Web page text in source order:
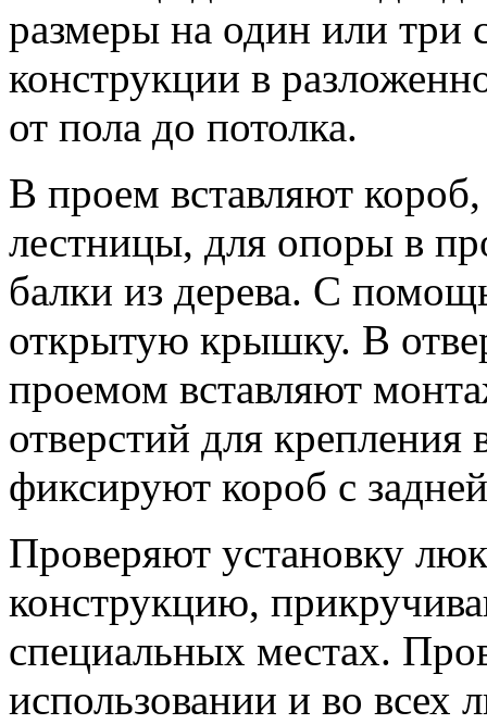
размеры на один или три
конструкции в
от пола до потолка.
В проем вставляют короб,
лестницы, для опоры в
балки из дерева. С
открытую крышку. В
проемом вставляют
отверстий для крепления
фиксируют короб с
Проверяют установку
конструкцию,
специальных местах.
использовании и во всех